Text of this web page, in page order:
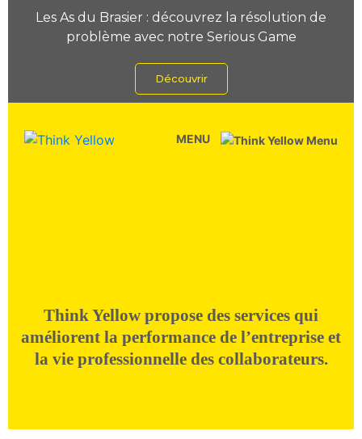
Les As du Brasier : découvrez la résolution de
problème avec notre Serious Game
Découvrir
MENU
Think Yellow propose des services qui
améliorent la performance de l’entreprise et
la vie professionnelle des collaborateurs.